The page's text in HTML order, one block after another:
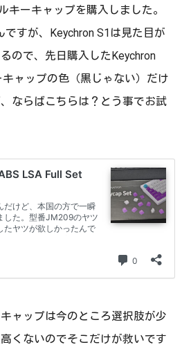
キーキャップを購入しました。
ですが、Keychron S1は見た目が
ので、先日購入したKeychron
ャップの色（黒じゃない）だけ
ならばこちらは？とう事でお試
ャップは今のところ選択肢が少
くないのでそこだけが救いです